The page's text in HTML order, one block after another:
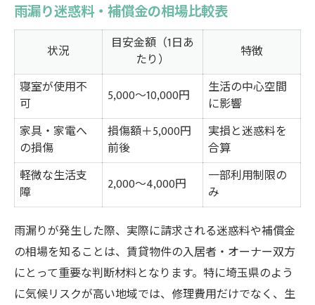
雨漏り迷惑料・補償金の相場比較表
状況
目安金額（1日あ
たり）
特徴
寝室が使用不
可
5,000～10,000円
生活の中心空間
に影響
家具・家電へ
の損傷
損傷額＋5,000円
前後
実損と迷惑料を
合算
軽微な生活支
障
2,000～4,000円
一部利用制限の
み
雨漏りが発生した際、実際に請求される迷惑料や補償金
の相場を知ることは、賃貸物件の入居者・オーナー双方
にとって重要な判断材料となります。特に埼玉県のよう
に気候リスクが高い地域では、修理費用だけでなく、生